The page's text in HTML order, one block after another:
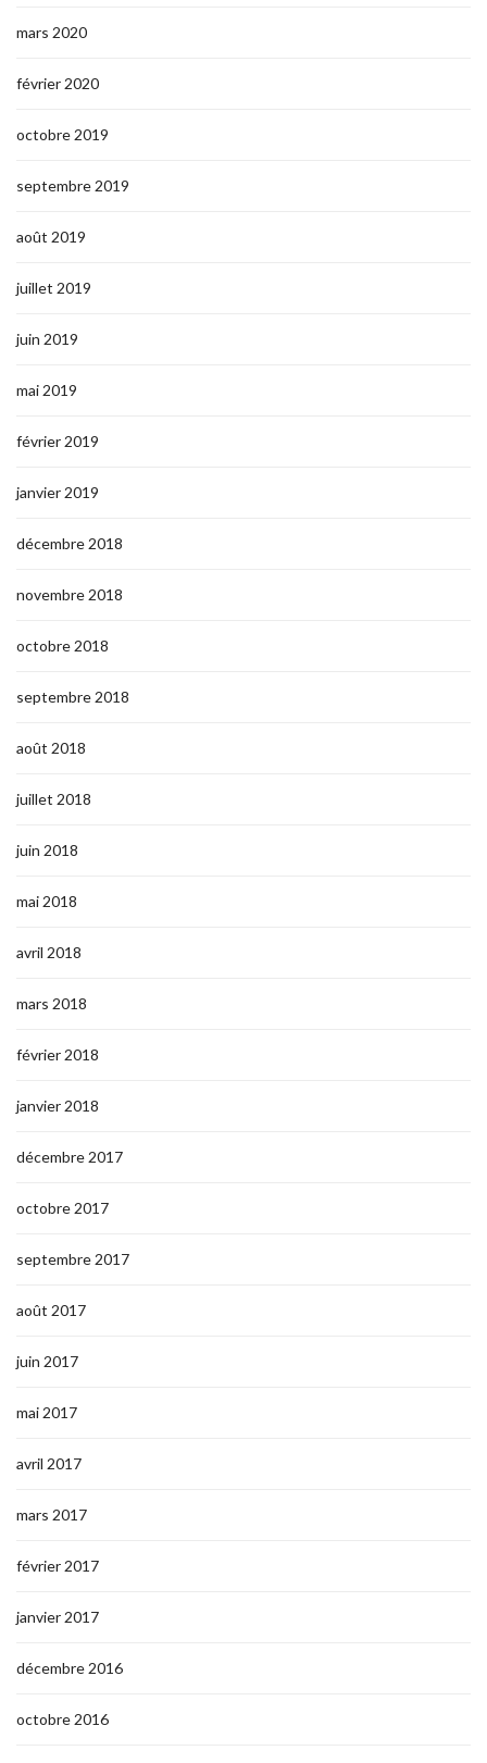
mars 2020
février 2020
octobre 2019
septembre 2019
août 2019
juillet 2019
juin 2019
mai 2019
février 2019
janvier 2019
décembre 2018
novembre 2018
octobre 2018
septembre 2018
août 2018
juillet 2018
juin 2018
mai 2018
avril 2018
mars 2018
février 2018
janvier 2018
décembre 2017
octobre 2017
septembre 2017
août 2017
juin 2017
mai 2017
avril 2017
mars 2017
février 2017
janvier 2017
décembre 2016
octobre 2016